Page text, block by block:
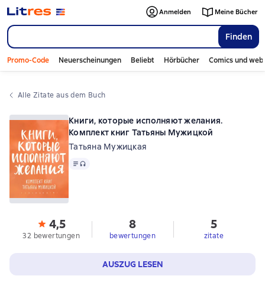
Finden
Anmelden Meine Bücher
Promo-Code Neuerscheinungen Beliebt Hörbücher Comics und
Alle Zitate aus dem Buch
Книги, которые исполняют желания.
Комплект книг Татьяны Мужицкой
Татьяна Мужицкая
Text, Audioformat verfügbar
4,5
32 bewertungen
8
bewertungen
5
zitate
AUSZUG LESEN